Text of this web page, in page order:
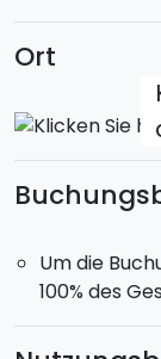
Kapazität
(gemeinsamer
Ballonmodell
Startpunkt:
benötigt
Ort
Um die
100% des